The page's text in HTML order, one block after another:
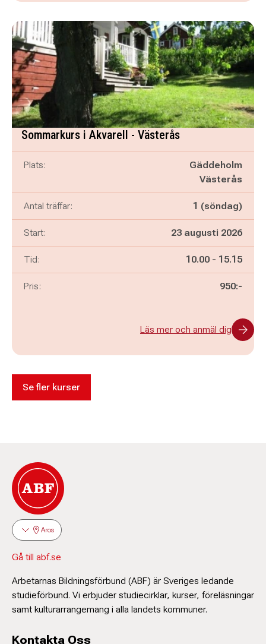
Sommarkurs i Akvarell - Västerås
Plats:
Gäddeholm
Västerås
Antal träffar: 1 (söndag)
Start: 23 augusti 2026
Tid: Pågår mellan
10.00 - och
15.15
Pris: 950:-
Läs mer och anmäl dig
Se fler kurser
Aros
Gå till abf.se
Arbetarnas Bildningsförbund (ABF) är Sveriges ledande
studieförbund. Vi erbjuder studiecirklar, kurser, föreläsningar
samt kulturarrangemang i alla landets kommuner.
Kontakta Oss